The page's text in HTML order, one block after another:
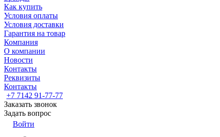
Как купить
Условия оплаты
Условия доставки
Гарантия на товар
Компания
О компании
Новости
Контакты
Реквизиты
Контакты
+7 7142 91-77-77
Заказать звонок
Задать вопрос
Войти